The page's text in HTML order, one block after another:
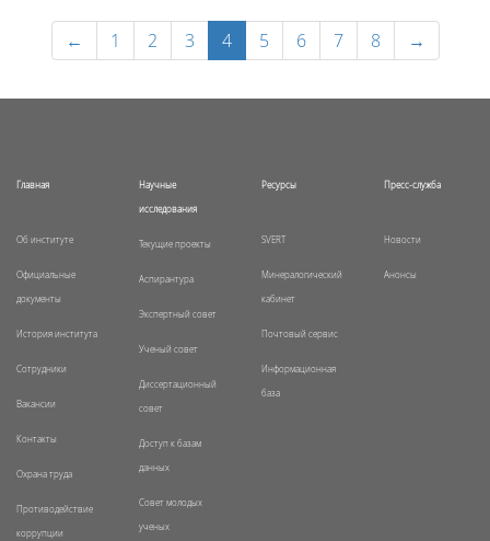
← 1 2 3 4 5 6 7 8 →
Главная
Об институте
Официальные
документы
История института
Сотрудники
Вакансии
Контакты
Охрана труда
Противодействие
коррупции
Научные
исследования
Текущие проекты
Аспирантура
Экспертный совет
Ученый совет
Диссертационный
совет
Доступ к базам
данных
Совет молодых
ученых
Ресурсы
SVERT
Минералогический
кабинет
Почтовый сервис
Информационная
база
Пресс-служба
Новости
Анонсы